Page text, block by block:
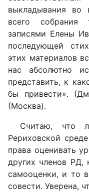
выкладывания во
всего собрания
записями Елены
последующей
этих материалов
нас абсолютно
представить, к
бы привести».
(Москва).
Считаю, что
Рериховской
права оценивать
других членов РД,
самооценки, и то
совести. Уверена,